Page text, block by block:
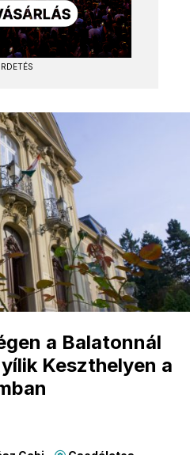
a Balatonnál
Keszthelyen a